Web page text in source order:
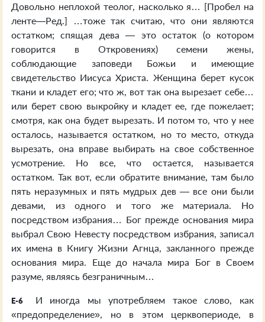
Довольно неплохой теолог, насколько я… [Пробел на
ленте—Ред.] …тоже так считаю, что они являются
остатком; спящая дева — это остаток (о котором
говорится в Откровениях) семени жены,
соблюдающие заповеди Божьи и имеющие
свидетельство Иисуса Христа. Женщина берет кусок
ткани и кладет его; что ж, вот так она вырезает себе…
или берет свою выкройку и кладет ее, где пожелает;
смотря, как она будет вырезать. И потом то, что у нее
осталось, называется остатком, но то место, откуда
вырезать, она вправе выбирать на свое собственное
усмотрение. Но все, что остается, называется
остатком. Так вот, если обратите внимание, там было
пять неразумных и пять мудрых дев — все они были
девами, из одного и того же материала. Но
посредством избрания… Бог прежде основания мира
выбрал Свою Невесту посредством избрания, записал
их имена в Книгу Жизни Агнца, закланного прежде
основания мира. Еще до начала мира Бог в Своем
разуме, являясь безграничным…
E-6
И иногда мы употребляем такое слово, как
«предопределение», но в этом церквопериоде, в